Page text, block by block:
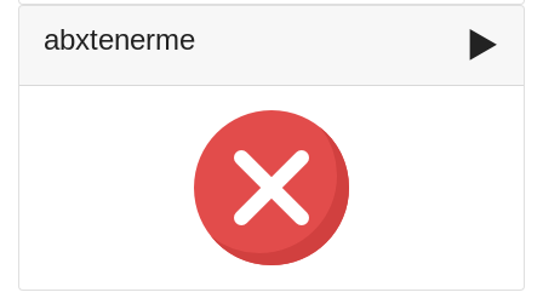
abxtenerme ▶️